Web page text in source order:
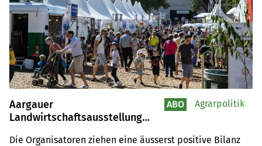
Aargauer
Landwirtschaftsausstellung
Die Organisatoren ziehen eine äusserst positive Bilanz
ABO Agrarpolitik